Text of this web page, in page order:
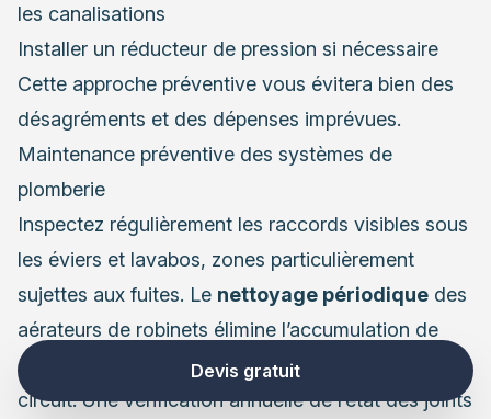
les canalisations
Installer un réducteur de pression si nécessaire
Cette approche préventive vous évitera bien des
désagréments et des dépenses imprévues.
Maintenance préventive des systèmes de
plomberie
Inspectez régulièrement les raccords visibles sous
les éviers et lavabos, zones particulièrement
sujettes aux fuites. Le nettoyage périodique des
aérateurs de robinets élimine l’accumulation de
calcaire qui peut créer des surpressions dans le
circuit. Une vérification annuelle de l’état des joints
Devis gratuit